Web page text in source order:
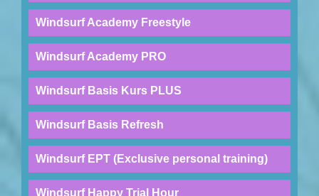
Windsurf Academy Freestyle
Windsurf Academy PRO
Windsurf Basis Kurs PLUS
Windsurf Basis Refresh
Windsurf EPT (Exclusive personal training)
Windsurf Happy Trial Hour